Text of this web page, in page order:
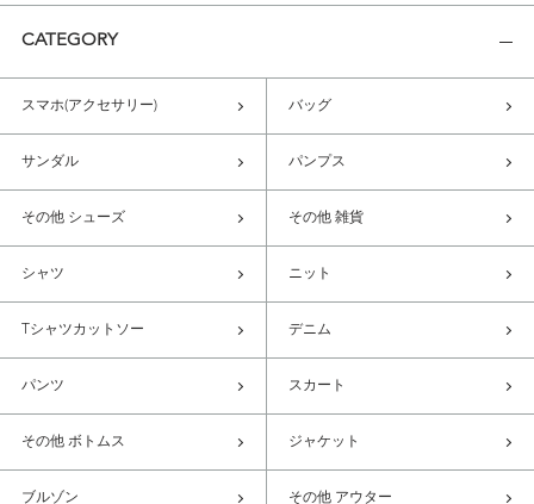
CATEGORY
スマホ(アクセサリー) バッグ
サンダル パンプス
その他 シューズ その他 雑貨
シャツ ニット
Tシャツカットソー デニム
パンツ スカート
その他 ボトムス ジャケット
ブルゾン その他 アウター